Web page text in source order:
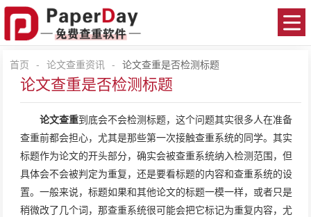
首页 - 论文查重资讯 - 论文查重是否检测标题
论文查重是否检测标题
论文查重到底会不会检测标题，这个问题其实很多人在准备
查重前都会担心，尤其是那些第一次接触查重系统的同学。其实
标题作为论文的开头部分，确实会被查重系统纳入检测范围，但
具体会不会被判定为重复，还是要看标题的内容和查重系统的设
置。一般来说，标题如果和其他论文的标题一模一样，或者只是
稍微改了几个词，那查重系统很可能会把它标记为重复内容，尤